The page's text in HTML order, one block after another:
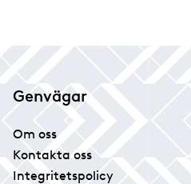
Genvägar
Om oss
Kontakta oss
Integritetspolicy